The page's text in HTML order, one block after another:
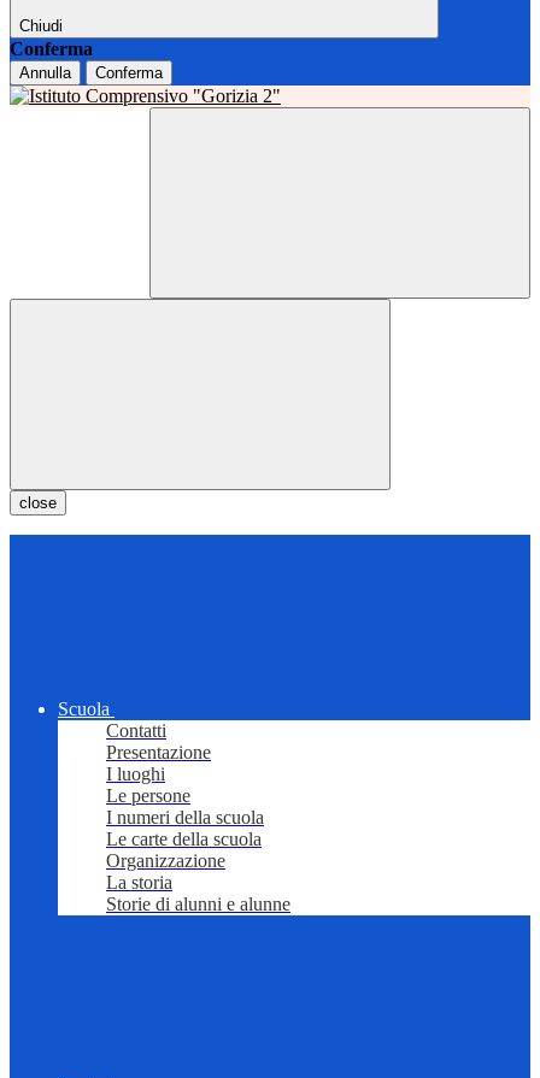
Chiudi
Conferma
Annulla Conferma
close
Scuola
Contatti
Presentazione
I luoghi
Le persone
I numeri della scuola
Le carte della scuola
Organizzazione
La storia
Storie di alunni e alunne